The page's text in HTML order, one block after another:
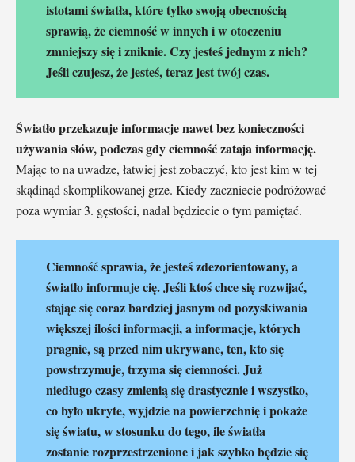
istotami światła, które tylko swoją obecnością
sprawią, że ciemność w innych i w otoczeniu
zmniejszy się i zniknie. Czy jesteś jednym z nich?
Jeśli czujesz, że jesteś, teraz jest twój czas.
Światło przekazuje informacje nawet bez konieczności
używania słów, podczas gdy ciemność zataja informację.
Mając to na uwadze, łatwiej jest zobaczyć, kto jest kim w tej
skądinąd skomplikowanej grze. Kiedy zaczniecie podróżować
poza wymiar 3. gęstości, nadal będziecie o tym pamiętać.
Ciemność sprawia, że jesteś zdezorientowany, a
światło informuje cię. Jeśli ktoś chce się rozwijać,
stając się coraz bardziej jasnym od pozyskiwania
większej ilości informacji, a informacje, których
pragnie, są przed nim ukrywane, ten, kto się
powstrzymuje, trzyma się ciemności. Już
niedługo czasy zmienią się drastycznie i wszystko,
co było ukryte, wyjdzie na powierzchnię i pokaże
się światu, w stosunku do tego, ile światła
zostanie rozprzestrzenione i jak szybko będzie się